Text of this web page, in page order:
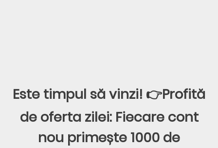
Este timpul să vinzi! 👉Profită
de oferta zilei: Fiecare cont
nou primește 1000 de